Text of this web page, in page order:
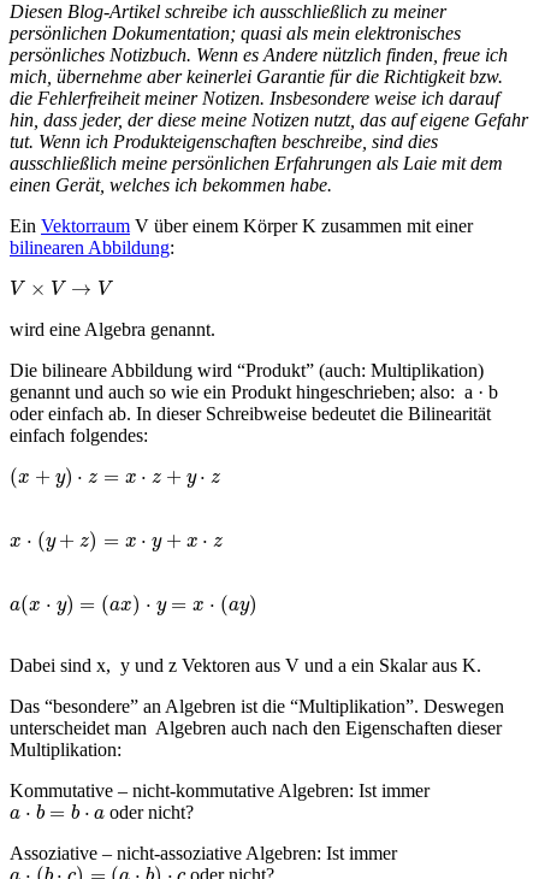
Diesen Blog-Artikel schreibe ich ausschließlich zu meiner
persönlichen Dokumentation; quasi als mein elektronisches
persönliches Notizbuch. Wenn es Andere nützlich finden, freue ich
mich, übernehme aber keinerlei Garantie für die Richtigkeit bzw.
die Fehlerfreiheit meiner Notizen. Insbesondere weise ich darauf
hin, dass jeder, der diese meine Notizen nutzt, das auf eigene Gefahr
tut. Wenn ich Produkteigenschaften beschreibe, sind dies
ausschließlich meine persönlichen Erfahrungen als Laie mit dem
einen Gerät, welches ich bekommen habe.
Ein Vektorraum V über einem Körper K zusammen mit einer
bilinearen Abbildung:
V × V → V
wird eine Algebra genannt.
Die bilineare Abbildung wird “Produkt” (auch: Multiplikation)
genannt und auch so wie ein Produkt hingeschrieben; also: a · b
oder einfach ab. In dieser Schreibweise bedeutet die Bilinearität
einfach folgendes:
(x + y) ⋅ z = x ⋅ z + y ⋅ z
x ⋅ (y + z) = x ⋅ y + x ⋅ z
a(x ⋅ y) = (ax) ⋅ y = x ⋅ (ay)
Dabei sind x, y und z Vektoren aus V und a ein Skalar aus K.
Das “besondere” an Algebren ist die “Multiplikation”. Deswegen
unterscheidet man Algebren auch nach den Eigenschaften dieser
Multiplikation:
Kommutative – nicht-kommutative Algebren: Ist immer
a ⋅ b = b ⋅ a oder nicht?
Assoziative – nicht-assoziative Algebren: Ist immer